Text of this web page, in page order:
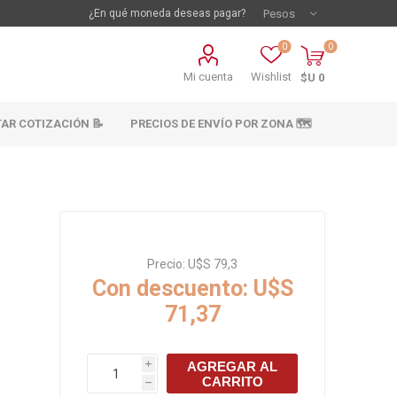
¿En qué moneda deseas pagar?
Mi cuenta Wishlist
0 0
$U 0
Materiales sanitarios
Cañeria y acc.
abastecimiento
COTIZACIÓN 📝 PRECIOS DE ENVÍO POR ZONA 🗺️
Precio: U$S 79,3
Con descuento: U$S
71,37
i
h
AGREGAR AL
CARRITO